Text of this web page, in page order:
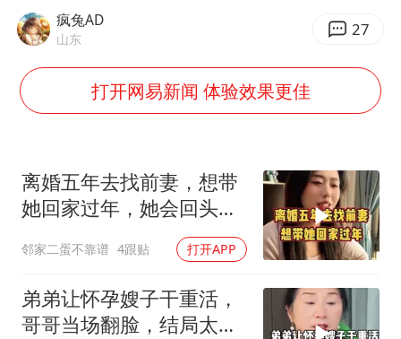
中国第1高楼阻尼器摆动明显
《龙餐馆》 冲奖
韩军前线部队连曝丑闻
奋力开创中国式现代化建设新局面
疯兔AD
山东 27
打开网易新闻 体验效果更佳
离婚五年去找前妻，想带
她回家过年，她会回头
邻家二蛋不靠谱 4跟贴 打开APP
弟弟让怀孕嫂子干重活，
哥哥当场翻脸，结局太解